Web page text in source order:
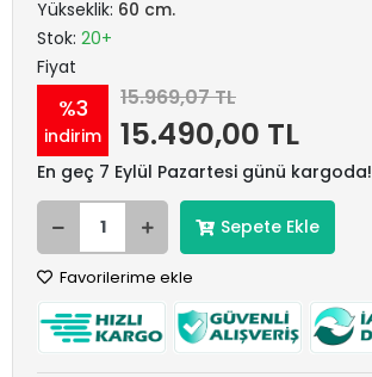
Yükseklik: 60 cm.
Stok: 20+
Fiyat
%3
indirim
15.969,07 TL
15.490,00 TL
En geç 7 Eylül Pazartesi günü kargoda!
Sepete Ekle
Favorilerime ekle